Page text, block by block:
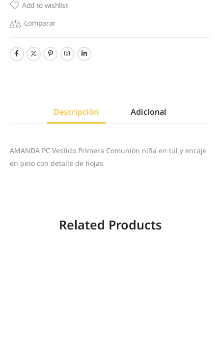
Add to wishlist
Comparar
Descripción Adicional
AMANDA PC Vestido Primera Comunión niña en tul y encaje
en peto con detalle de hojas
Related Products